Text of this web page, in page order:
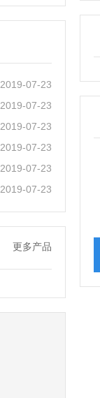
2019-07-23
2019-07-23
2019-07-23
2019-07-23
2019-07-23
2019-07-23
更多产品